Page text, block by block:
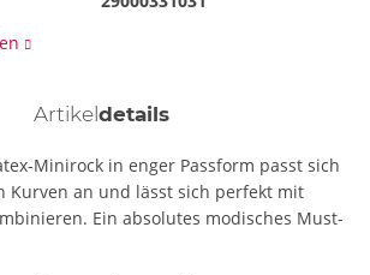
Artikel details
Minirock in enger Passform passt sich
Kurven an und lässt sich perfekt mit
Ein absolutes modisches Must-